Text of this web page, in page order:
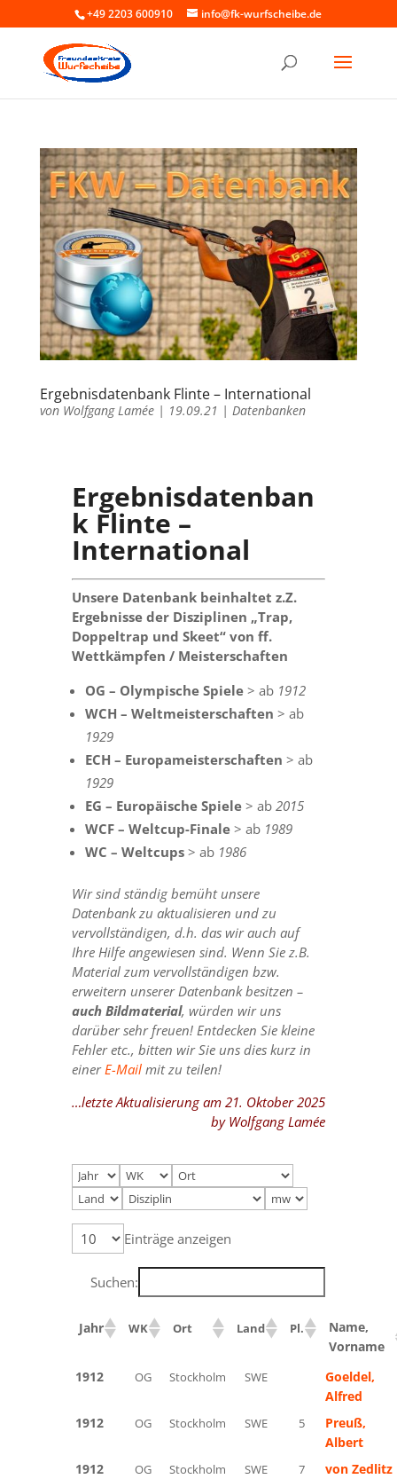
+49 2203 600910 info@fk-wurfscheibe.de
Ergebnisdatenbank Flinte – International
von Wolfgang Lamée| 19.09.21 | Datenbanken
Ergebnisdatenban
k Flinte –
International
Unsere Datenbank beinhaltet z.Z.
Ergebnisse der Disziplinen „Trap,
Doppeltrap und Skeet“ von ff.
Wettkämpfen / Meisterschaften
OG – Olympische Spiele > ab 1912
WCH – Weltmeisterschaften > ab
1929
ECH – Europameisterschaften > ab
1929
EG – Europäische Spiele > ab 2015
WCF – Weltcup-Finale > ab 1989
WC – Weltcups > ab 1986
Wir sind ständig bemüht unsere
Datenbank zu aktualisieren und zu
vervollständigen, d.h. das wir auch auf
Ihre Hilfe angewiesen sind. Wenn Sie z.B.
Material zum vervollständigen bzw.
erweitern unserer Datenbank besitzen –
auch Bildmaterial, würden wir uns
darüber sehr freuen! Entdecken Sie kleine
Fehler etc., bitten wir Sie uns dies kurz in
einer E-Mailmit zu teilen!
…letzte Aktualisierung am 21. Oktober 2025
by Wolfgang Lamée
Einträge anzeigen
Suchen:
Jahr WK Ort Land Pl.
Name,
Vorname
1912
OG Stockholm SWE
Goeldel,
Alfred
1912
OG Stockholm SWE 5
Preuß,
Albert
1912
OG Stockholm SWE 7
von Zedlitz